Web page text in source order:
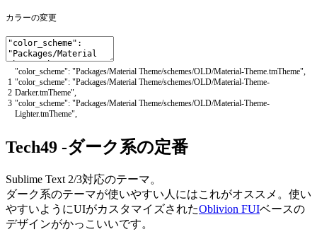
カラーの変更
1
2
3
"color_scheme": "Packages/Material Theme/schemes/OLD/Material-Theme.tmTheme"
"color_scheme": "Packages/Material Theme/schemes/OLD/Material-Theme-
Darker.tmTheme"
"color_scheme": "Packages/Material Theme/schemes/OLD/Material-Theme-
Lighter.tmTheme"
Tech49 -ダーク系の定番
Sublime Text 2/3対応のテーマ。
ダーク系のテーマが使いやすい人にはこれがオススメ。使い
やすいようにUIがカスタマイズされたOblivion FUIベースの
デザインがかっこいいです。